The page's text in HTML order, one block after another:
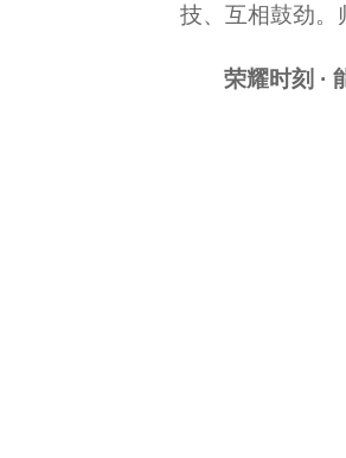
技、互相鼓劲。
荣耀时刻 ·